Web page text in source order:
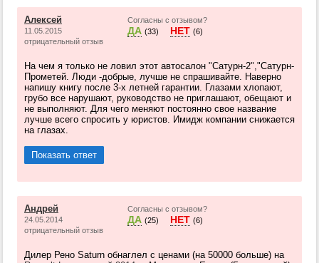
Алексей
11.05.2015
отрицательный отзыв
Согласны с отзывом?
ДА (33) НЕТ (6)
На чем я только не ловил этот автосалон "Сатурн-2","Сатурн-
Прометей. Люди -добрые, лучше не спрашивайте. Наверно
напишу книгу после 3-х летней гарантии. Глазами хлопают,
грубо все нарушают, руководство не приглашают, обещают и
не выполняют. Для чего меняют постоянно свое название
лучше всего спросить у юристов. Имидж компании снижается
на глазах.
Показать ответ
Андрей
24.05.2014
отрицательный отзыв
Согласны с отзывом?
ДА (25) НЕТ (6)
Дилер Рено Saturn обнаглел с ценами (на 50000 больше) на